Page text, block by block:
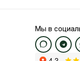
Мы в